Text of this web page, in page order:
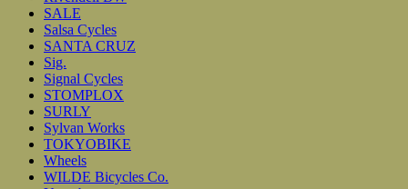
SALE
Salsa Cycles
SANTA CRUZ
Sig.
Signal Cycles
STOMPLOX
SURLY
Sylvan Works
TOKYOBIKE
Wheels
WILDE Bicycles Co.